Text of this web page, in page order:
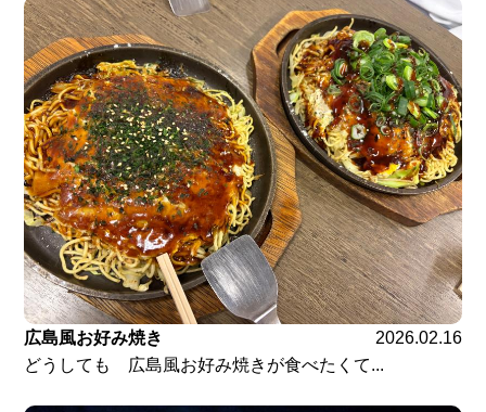
広島風お好み焼き
2026.02.16
どうしても 広島風お好み焼きが食べたくて...